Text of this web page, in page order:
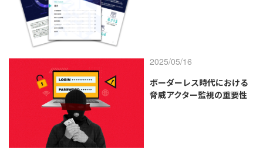
2025/05/16
ボーダーレス時代における
脅威アクター監視の重要性